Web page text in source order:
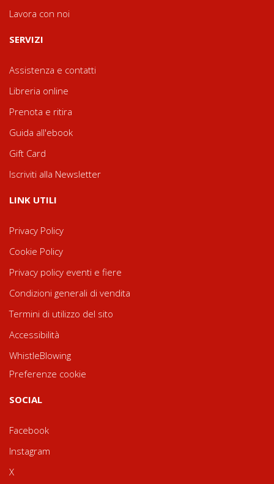
Lavora con noi
SERVIZI
Assistenza e contatti
Libreria online
Prenota e ritira
Guida all'ebook
Gift Card
Iscriviti alla Newsletter
LINK UTILI
Privacy Policy
Cookie Policy
Privacy policy eventi e fiere
Condizioni generali di vendita
Termini di utilizzo del sito
Accessibilità
WhistleBlowing
Preferenze cookie
SOCIAL
Facebook
Instagram
X